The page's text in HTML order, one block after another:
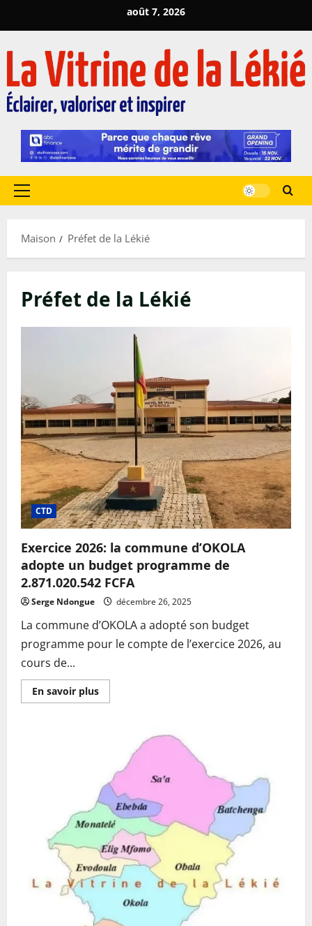
au
août 7, 2026
Menu
Maison
Préfet de la Lékié
Préfet de la Lékié
CTD
Exercice 2026: la commune d’OKOLA
adopte un budget programme de
2.871.020.542 FCFA
Serge Ndongue décembre 26, 2025
La commune d’OKOLA a adopté son budget
programme pour le compte de l’exercice 2026, au
cours de...
En savoir plusEn
savoir
commune
d’OKOLA
adopte
un
budget
programme
2.871.020.542
FCFA